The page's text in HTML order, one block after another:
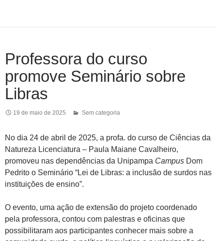
Professora do curso
promove Seminário sobre
Libras
19 de maio de 2025 Sem categoria
No dia 24 de abril de 2025, a profa. do curso de Ciências da
Natureza Licenciatura – Paula Maiane Cavalheiro,
promoveu nas dependências da Unipampa Campus Dom
Pedrito o Seminário “Lei de Libras: a inclusão de surdos nas
instituições de ensino”.
O evento, uma ação de extensão do projeto coordenado
pela professora, contou com palestras e oficinas que
possibilitaram aos participantes conhecer mais sobre a